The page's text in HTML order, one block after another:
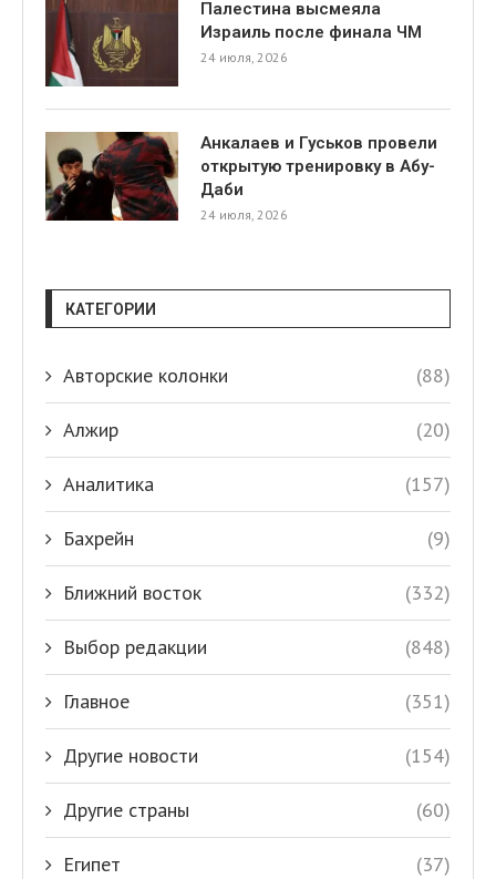
Палестина высмеяла
Израиль после финала ЧМ
24 июля, 2026
Анкалаев и Гуськов провели
открытую тренировку в Абу-
Даби
24 июля, 2026
КАТЕГОРИИ
Авторские колонки (88)
Алжир (20)
Аналитика (157)
Бахрейн (9)
Ближний восток (332)
Выбор редакции (848)
Главное (351)
Другие новости (154)
Другие страны (60)
Египет (37)